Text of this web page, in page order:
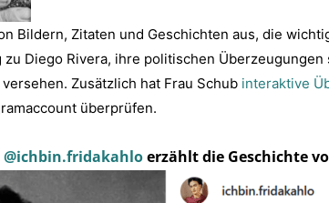
Bildern, Zitaten und Geschichten aus, die
Diego Rivera, ihre politischen
Zusätzlich hat Frau Schub interaktive
überprüfen.
@ichbin.fridakahloerzählt die Geschichte